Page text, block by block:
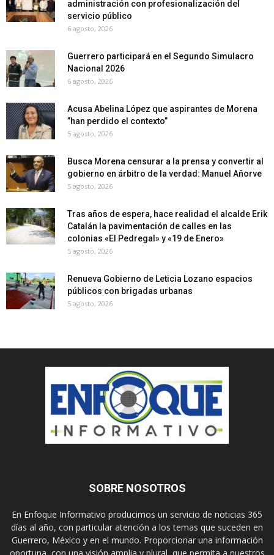
administración con profesionalización del
servicio público
6 agosto, 2026
Guerrero participará en el Segundo Simulacro
Nacional 2026
6 agosto, 2026
Acusa Abelina López que aspirantes de Morena
”han perdido el contexto”
5 agosto, 2026
Busca Morena censurar a la prensa y convertir al
gobierno en árbitro de la verdad: Manuel Añorve
5 agosto, 2026
Tras años de espera, hace realidad el alcalde Erik
Catalán la pavimentación de calles en las
colonias «El Pedregal» y «19 de Enero»
5 agosto, 2026
Renueva Gobierno de Leticia Lozano espacios
públicos con brigadas urbanas
5 agosto, 2026
SOBRE NOSOTROS
En Enfoque Informativo producimos un servicio de noticias 365
días al año, con particular atención a los temas que suceden en
Guerrero, México y en el mundo. Proporcionar una información
oportuna, con una visión amplia y plural, que permita a nuestros